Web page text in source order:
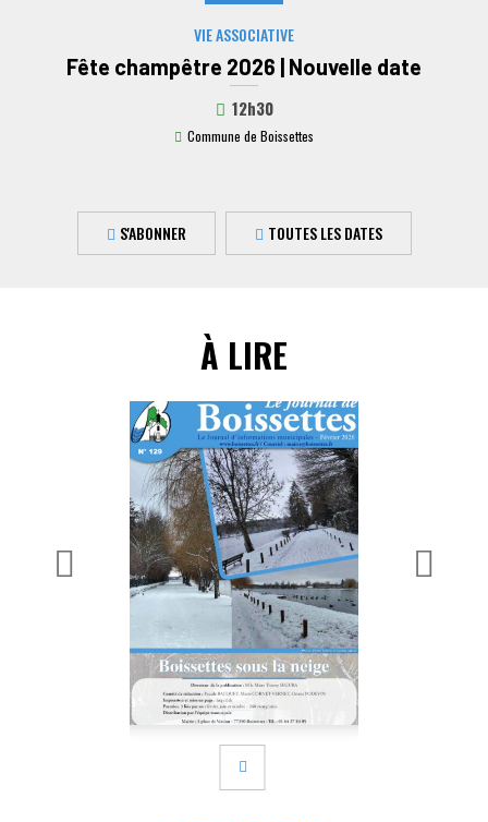
VIE ASSOCIATIVE
Fête champêtre 2026 | Nouvelle date
12h30
Commune de Boissettes
S'ABONNER TOUTES LES DATES
À LIRE